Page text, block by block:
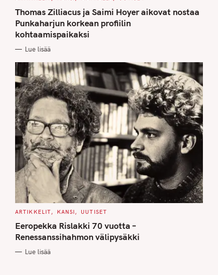
T
E
G
O
R
I
S
Thomas Zilliacus ja Saimi Hoyer aikovat nostaa
Punkaharjun korkean profiilin
kohtaamispaikaksi
Lue lisää
C
T
E
G
O
I
ARTIKKELIT KANSI UUTISET
Eeropekka Rislakki 70 vuotta –
Renessanssihahmon välipysäkki
Lue lisää